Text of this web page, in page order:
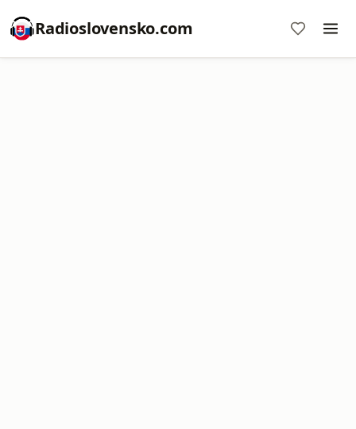
Radioslovensko.com